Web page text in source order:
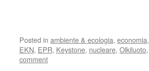
Posted in ambiente & ecologia, economia,
EKN, EPR, Keystone, nucleare, Olkiluoto,
comment